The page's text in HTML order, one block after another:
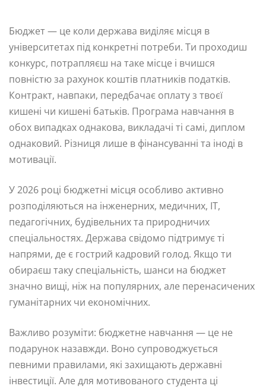
Бюджет — це коли держава виділяє місця в
університетах під конкретні потреби. Ти проходиш
конкурс, потрапляєш на таке місце і вчишся
повністю за рахунок коштів платників податків.
Контракт, навпаки, передбачає оплату з твоєї
кишені чи кишені батьків. Програма навчання в
обох випадках однакова, викладачі ті самі, диплом
однаковий. Різниця лише в фінансуванні та іноді в
мотивації.
У 2026 році бюджетні місця особливо активно
розподіляються на інженерних, медичних, IT,
педагогічних, будівельних та природничих
спеціальностях. Держава свідомо підтримує ті
напрями, де є гострий кадровий голод. Якщо ти
обираєш таку спеціальність, шанси на бюджет
значно вищі, ніж на популярних, але перенасичених
гуманітарних чи економічних.
Важливо розуміти: бюджетне навчання — це не
подарунок назавжди. Воно супроводжується
певними правилами, які захищають державні
інвестиції. Але для мотивованого студента ці